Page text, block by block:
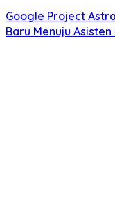
Google Project
Baru Menuju